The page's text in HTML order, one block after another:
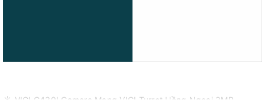
☀️ VIGI C430I Camera Mạng VIGI Turret Hồng Ngoại 3MP